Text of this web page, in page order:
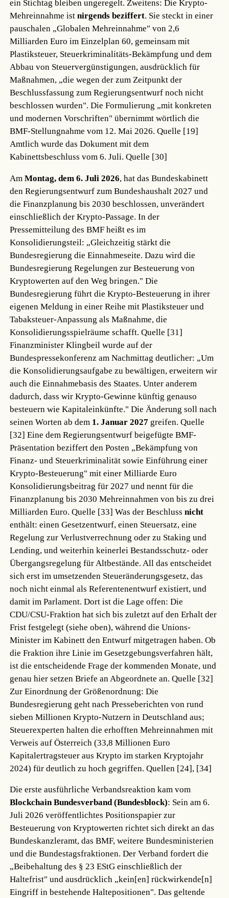
ein Stichtag bleiben ungeregelt. Zweitens: Die Krypto-
Mehreinnahme istnirgends beziffert. Sie steckt in einer
pauschalen „Globalen Mehreinnahme" von 2,6
Milliarden Euro im Einzelplan 60, gemeinsam mit
Plastiksteuer, Steuerkriminalitäts-Bekämpfung und dem
Abbau von Steuervergünstigungen, ausdrücklich für
Maßnahmen, „die wegen der zum Zeitpunkt der
Beschlussfassung zum Regierungsentwurf noch nicht
beschlossen wurden". Die Formulierung „mit konkreten
und modernen Vorschriften" übernimmt wörtlich die
BMF-Stellungnahme vom 12. Mai 2026.Quelle [19]
Amtlich wurde das Dokument mit dem
Kabinettsbeschluss vom 6. Juli.Quelle [30]
AmMontag, dem 6. Juli 2026, hat das Bundeskabinett
den Regierungsentwurf zum Bundeshaushalt 2027 und
die Finanzplanung bis 2030 beschlossen, unverändert
einschließlich der Krypto-Passage. In der
Pressemitteilung des BMF heißt es im
Konsolidierungsteil: „Gleichzeitig stärkt die
Bundesregierung die Einnahmeseite. Dazu wird die
Bundesregierung Regelungen zur Besteuerung von
Kryptowerten auf den Weg bringen." Die
Bundesregierung führt die Krypto-Besteuerung in ihrer
eigenen Meldung in einer Reihe mit Plastiksteuer und
Tabaksteuer-Anpassung als Maßnahme, die
Konsolidierungsspielräume schafft.Quelle [31]
Finanzminister Klingbeil wurde auf der
Bundespressekonferenz am Nachmittag deutlicher: „Um
die Konsolidierungsaufgabe zu bewältigen, erweitern wir
auch die Einnahmebasis des Staates. Unter anderem
dadurch, dass wir Krypto-Gewinne künftig genauso
besteuern wie Kapitaleinkünfte." Die Änderung soll nach
seinen Worten ab dem 1. Januar 2027 greifen.Quelle
[32] Eine dem Regierungsentwurf beigefügte BMF-
Präsentation beziffert den Posten „Bekämpfung von
Finanz- und Steuerkriminalität sowie Einführung einer
Krypto-Besteuerung" mit einer Milliarde Euro
Konsolidierungsbeitrag für 2027 und nennt für die
Finanzplanung bis 2030 Mehreinnahmen von bis zu drei
Milliarden Euro.Quelle [33] Was der Beschlussnicht
enthält: einen Gesetzentwurf, einen Steuersatz, eine
Regelung zur Verlustverrechnung oder zu Staking und
Lending, und weiterhin keinerlei Bestandsschutz- oder
Übergangsregelung für Altbestände. All das entscheidet
sich erst im umsetzenden Steueränderungsgesetz, das
noch nicht einmal als Referentenentwurf existiert, und
damit im Parlament. Dort ist die Lage offen: Die
CDU/CSU-Fraktion hat sich bis zuletzt auf den Erhalt der
Frist festgelegt (siehe oben), während die Unions-
Minister im Kabinett den Entwurf mitgetragen haben. Ob
die Fraktion ihre Linie im Gesetzgebungsverfahren hält,
ist die entscheidende Frage der kommenden Monate, und
genau hier setzen Briefe an Abgeordnete an.Quelle [32]
Zur Einordnung der Größenordnung: Die
Bundesregierung geht nach Presseberichten von rund
sieben Millionen Krypto-Nutzern in Deutschland aus;
Steuerexperten halten die erhofften Mehreinnahmen mit
Verweis auf Österreich (33,8 Millionen Euro
Kapitalertragsteuer aus Krypto im starken Kryptojahr
2024) für deutlich zu hoch gegriffen.Quellen [24], [34]
Die erste ausführliche Verbandsreaktion kam vom
Blockchain Bundesverband (Bundesblock): Sein am 6.
Juli 2026 veröffentlichtes Positionspapier zur
Besteuerung von Kryptowerten richtet sich direkt an das
Bundeskanzleramt, das BMF, weitere Bundesministerien
und die Bundestagsfraktionen. Der Verband fordert die
„Beibehaltung des § 23 EStG einschließlich der
Haltefrist" und ausdrücklich „kein[en] rückwirkende[n]
Eingriff in bestehende Haltepositionen". Das geltende